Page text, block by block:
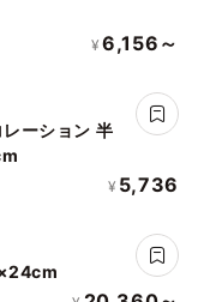
¥ 6,156～
ーション 半
¥ 5,736